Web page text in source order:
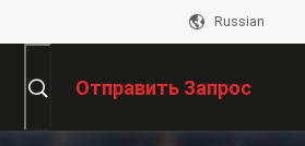
Russian
Отправить Запрос